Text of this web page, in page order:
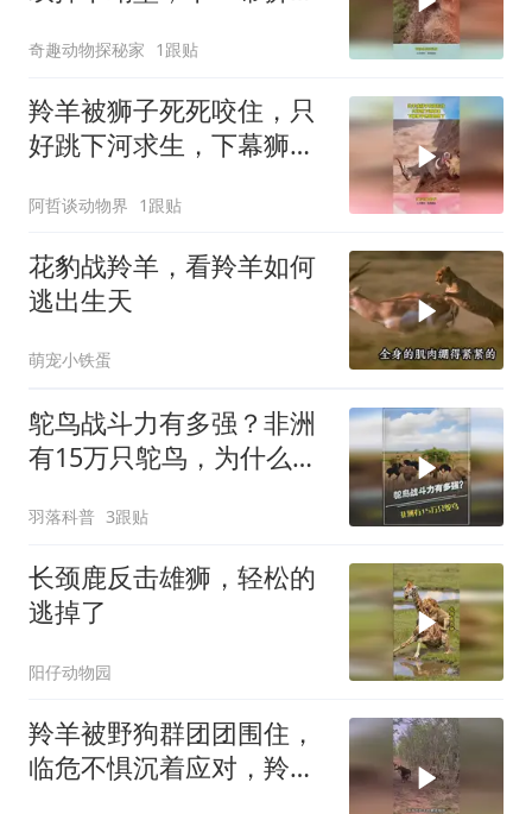
奇趣动物探秘家 1跟贴
羚羊被狮子死死咬住，只
好跳下河求生，下幕狮子
阿哲谈动物界 1跟贴
花豹战羚羊，看羚羊如何
逃出生天
萌宠小铁蛋
鸵鸟战斗力有多强？非洲
有15万只鸵鸟，为什么很
羽落科普 3跟贴
长颈鹿反击雄狮，轻松的
逃掉了
阳仔动物园
羚羊被野狗群团团围住，
临危不惧沉着应对，羚羊